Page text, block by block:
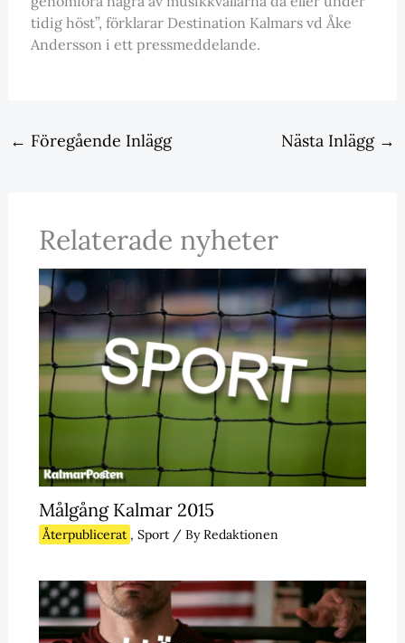
tidig höst”, förklarar Destination Kalmars vd Åke
Andersson i ett pressmeddelande.
← Föregående Inlägg Nästa Inlägg →
Relaterade nyheter
Målgång Kalmar 2015
Återpublicerat , Sport/ ByRedaktionen